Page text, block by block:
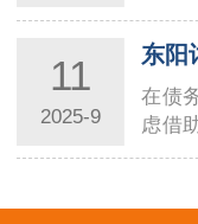
中，“
略性
用，
积…
11
2025-9
在债
虑借
收费
在差